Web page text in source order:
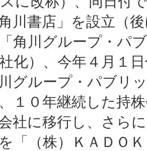
角川書店」を設立（
角川グループ・パ
化）、今年４月１
川グループ・パブリ
１０年継続した持
社に移行し、さら
「（株）ＫＡＤＯ